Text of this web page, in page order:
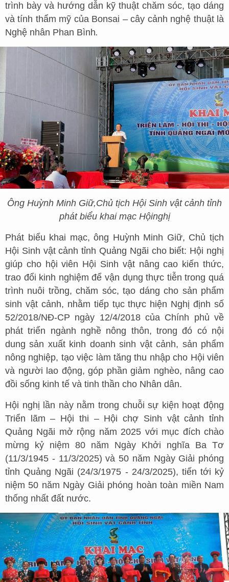
trình bày và hướng dẫn kỹ thuật chăm sóc, tạo dáng
và tính thẩm mỹ của Bonsai – cây cảnh nghệ thuật là
Nghệ nhân Phan Bình.
Ông Huỳnh Minh Giữ,Chủ tịch Hội Sinh vật cảnh tỉnh
phát biểu khai mạc Hộinghị
Phát biểu khai mạc, ông Huỳnh Minh Giữ, Chủ tịch
Hội Sinh vật cảnh tỉnh Quảng Ngãi cho biết: Hội nghị
giúp cho hội viên Hội Sinh vật nâng cao kiến thức,
trao đổi kinh nghiệm để vận dụng thực tiễn trong quá
trình nuôi trồng, chăm sóc, tạo dáng cho sản phẩm
sinh vật cảnh, nhằm tiếp tục thực hiện Nghị định số
52/2018/NĐ-CP ngày 12/4/2018 của Chính phủ về
phát triển ngành nghề nông thôn, trong đó có nội
dung sản xuất kinh doanh sinh vật cảnh, sản phẩm
nông nghiệp, tạo việc làm tăng thu nhập cho Hội viên
và người lao động, góp phần giảm nghèo, nâng cao
đồi sống kinh tế và tinh thần cho Nhân dân.
Hội nghị lần này nằm trong chuỗi sự kiện hoạt động
Triển lãm – Hội thi – Hội chợ Sinh vật cảnh tỉnh
Quảng Ngãi mở rộng năm 2025 với mục đích chào
mừng kỷ niệm 80 năm Ngày Khởi nghĩa Ba Tơ
(11/3/1945 - 11/3/2025) và 50 năm Ngày Giải phóng
tỉnh Quảng Ngãi (24/3/1975 - 24/3/2025), tiến tới kỷ
niệm 50 năm Ngày Giải phóng hoàn toàn miền Nam
thống nhất đất nước.